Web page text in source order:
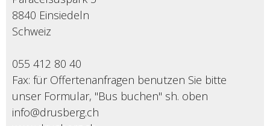
8840 Einsiedeln
Schweiz
055 412 80 40
Fax: für Offertenanfragen benutzen Sie bitte
unser Formular, "Bus buchen" sh. oben
info@drusberg.ch